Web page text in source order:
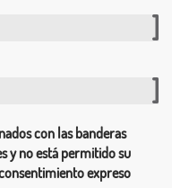
con las banderas
y no está permitido su
expreso